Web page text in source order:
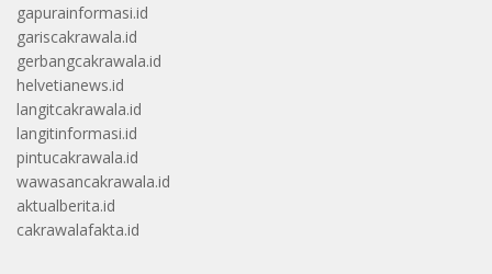
gapurainformasi.id
gariscakrawala.id
gerbangcakrawala.id
helvetianews.id
langitcakrawala.id
langitinformasi.id
pintucakrawala.id
wawasancakrawala.id
aktualberita.id
cakrawalafakta.id